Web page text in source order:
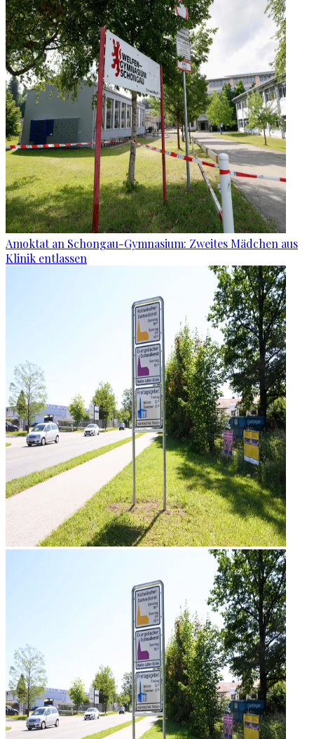
Amoktat an Schongau-Gymnasium: Zweites Mädchen aus
Klinik entlassen